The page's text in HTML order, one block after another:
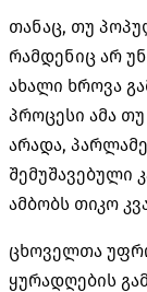
თანაც, თუ
რამდენიც არ
ახალი ხროვა
პროცესი ამა
არადა,
შემუშავებული
ამბობს თიკო
ცხოველთა
ყურადღების